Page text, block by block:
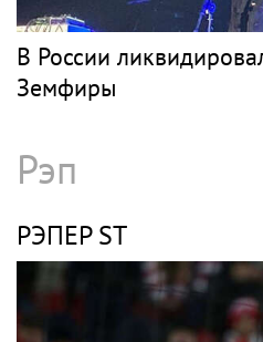
В России
Земфиры
Рэп
РЭПЕР ST